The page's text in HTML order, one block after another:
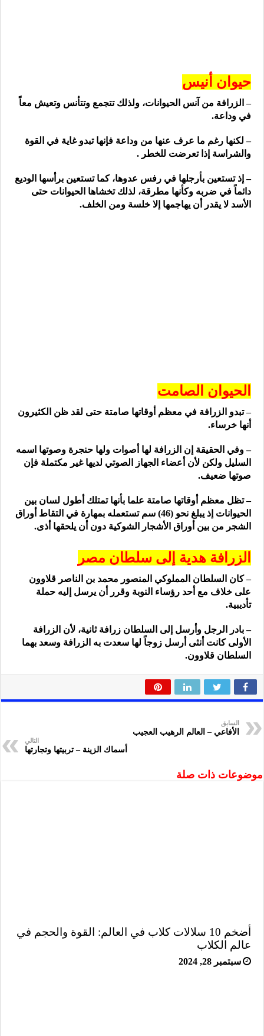
حيوان أنيس
– الزرافة من آنس الحيوانات، ولذلك تتجمع وتتأنس وتعيش معاً
في وداعة.
– لكنها رغم ما عرف عنها من وداعة فإنها تبدو غاية في القوة
والشراسة إذا تعرضت للخطر .
– إذ تستعين بأرجلها في رفس عدوها، كما تستعين برأسها الوديع
دائماً في ضربه وكأنها مطرقة، لذلك تخشاها الحيوانات حتى
الأسد لا يقدر أن يهاجمها إلا خلسة ومن الخلف.
الحيوان الصامت
– تبدو الزرافة في معظم أوقاتها صامتة حتى لقد ظن الكثيرون
أنها خرساء.
– وفي الحقيقة إن الزرافة لها أصوات ولها حنجرة وصوتها اسمه
السليل ولكن لأن أعضاء الجهاز الصوتي لديها غير مكتملة فإن
صوتها ضعيف.
– تظل معظم أوقاتها صامتة علما بأنها تمتلك أطول لسان بين
الحيوانات إذ يبلغ نحو (46) سم تستعمله بمهارة في التقاط أوراق
الشجر من بين أوراق الأشجار الشوكية دون أن يلحقها أذى.
الزرافة هدية إلى سلطان مصر
– كان السلطان المملوكي المنصور محمد بن الناصر قلاوون
على خلاف مع أحد رؤساء النوبة وقرر أن يرسل إليه حملة
تأديبية.
– بادر الرجل وأرسل إلى السلطان زرافة ثانية، لأن الزرافة
الأولى كانت أنثى أرسل زوجاً لها سعدت به الزرافة وسعد بهما
السلطان قلاوون.
السابق
الأفاعي – العالم الرهيب العجيب
التالي
أسماك الزينة – تربيتها وتجارتها
موضوعات ذات صلة
أضخم 10 سلالات كلاب في العالم: القوة والحجم في
عالم الكلاب
سبتمبر 28, 2024